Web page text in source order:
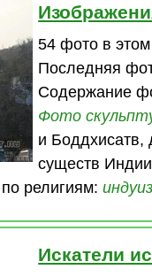
54 фото в
Последняя
Содержание
Фото
и Боддхисатв,
существ Индии
религиям:
Искатели